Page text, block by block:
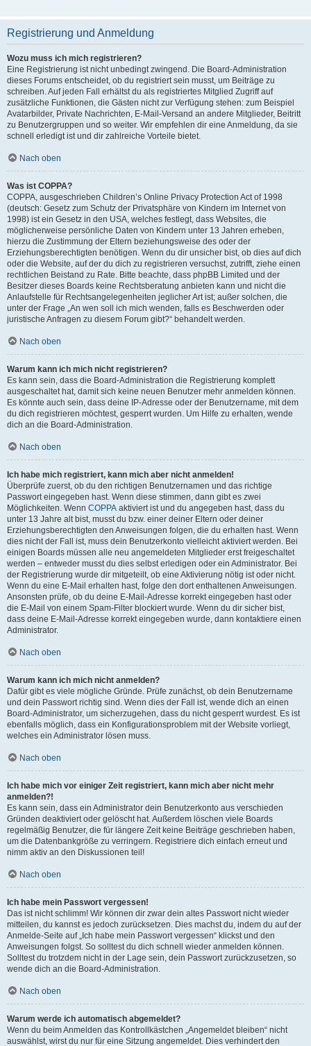
Registrierung und Anmeldung
Wozu muss ich mich registrieren?
Eine Registrierung ist nicht unbedingt zwingend. Die Board-Administration
dieses Forums entscheidet, ob du registriert sein musst, um Beiträge zu
schreiben. Auf jeden Fall erhältst du als registriertes Mitglied Zugriff auf
zusätzliche Funktionen, die Gästen nicht zur Verfügung stehen: zum Beispiel
Avatarbilder, Private Nachrichten, E-Mail-Versand an andere Mitglieder, Beitritt
zu Benutzergruppen und so weiter. Wir empfehlen dir eine Anmeldung, da sie
schnell erledigt ist und dir zahlreiche Vorteile bietet.
Nach oben
Was ist COPPA?
COPPA, ausgeschrieben Children’s Online Privacy Protection Act of 1998
(deutsch: Gesetz zum Schutz der Privatsphäre von Kindern im Internet von
1998) ist ein Gesetz in den USA, welches festlegt, dass Websites, die
möglicherweise persönliche Daten von Kindern unter 13 Jahren erheben,
hierzu die Zustimmung der Eltern beziehungsweise des oder der
Erziehungsberechtigten benötigen. Wenn du dir unsicher bist, ob dies auf dich
oder die Website, auf der du dich zu registrieren versuchst, zutrifft, ziehe einen
rechtlichen Beistand zu Rate. Bitte beachte, dass phpBB Limited und der
Besitzer dieses Boards keine Rechtsberatung anbieten kann und nicht die
Anlaufstelle für Rechtsangelegenheiten jeglicher Art ist; außer solchen, die
unter der Frage „An wen soll ich mich wenden, falls es Beschwerden oder
juristische Anfragen zu diesem Forum gibt?“ behandelt werden.
Nach oben
Warum kann ich mich nicht registrieren?
Es kann sein, dass die Board-Administration die Registrierung komplett
ausgeschaltet hat, damit sich keine neuen Benutzer mehr anmelden können.
Es könnte auch sein, dass deine IP-Adresse oder der Benutzername, mit dem
du dich registrieren möchtest, gesperrt wurden. Um Hilfe zu erhalten, wende
dich an die Board-Administration.
Nach oben
Ich habe mich registriert, kann mich aber nicht anmelden!
Überprüfe zuerst, ob du den richtigen Benutzernamen und das richtige
Passwort eingegeben hast. Wenn diese stimmen, dann gibt es zwei
Möglichkeiten. Wenn COPPA aktiviert ist und du angegeben hast, dass du
unter 13 Jahre alt bist, musst du bzw. einer deiner Eltern oder deiner
Erziehungsberechtigten den Anweisungen folgen, die du erhalten hast. Wenn
dies nicht der Fall ist, muss dein Benutzerkonto vielleicht aktiviert werden. Bei
einigen Boards müssen alle neu angemeldeten Mitglieder erst freigeschaltet
werden – entweder musst du dies selbst erledigen oder ein Administrator. Bei
der Registrierung wurde dir mitgeteilt, ob eine Aktivierung nötig ist oder nicht.
Wenn du eine E-Mail erhalten hast, folge den dort enthaltenen Anweisungen.
Ansonsten prüfe, ob du deine E-Mail-Adresse korrekt eingegeben hast oder
die E-Mail von einem Spam-Filter blockiert wurde. Wenn du dir sicher bist,
dass deine E-Mail-Adresse korrekt eingegeben wurde, dann kontaktiere einen
Administrator.
Nach oben
Warum kann ich mich nicht anmelden?
Dafür gibt es viele mögliche Gründe. Prüfe zunächst, ob dein Benutzername
und dein Passwort richtig sind. Wenn dies der Fall ist, wende dich an einen
Board-Administrator, um sicherzugehen, dass du nicht gesperrt wurdest. Es ist
ebenfalls möglich, dass ein Konfigurationsproblem mit der Website vorliegt,
welches ein Administrator lösen muss.
Nach oben
Ich habe mich vor einiger Zeit registriert, kann mich aber nicht mehr
anmelden?!
Es kann sein, dass ein Administrator dein Benutzerkonto aus verschieden
Gründen deaktiviert oder gelöscht hat. Außerdem löschen viele Boards
regelmäßig Benutzer, die für längere Zeit keine Beiträge geschrieben haben,
um die Datenbankgröße zu verringern. Registriere dich einfach erneut und
nimm aktiv an den Diskussionen teil!
Nach oben
Ich habe mein Passwort vergessen!
Das ist nicht schlimm! Wir können dir zwar dein altes Passwort nicht wieder
mitteilen, du kannst es jedoch zurücksetzen. Dies machst du, indem du auf der
Anmelde-Seite auf „Ich habe mein Passwort vergessen“ klickst und den
Anweisungen folgst. So solltest du dich schnell wieder anmelden können.
Solltest du trotzdem nicht in der Lage sein, dein Passwort zurückzusetzen, so
wende dich an die Board-Administration.
Nach oben
Warum werde ich automatisch abgemeldet?
Wenn du beim Anmelden das Kontrollkästchen „Angemeldet bleiben“ nicht
auswählst, wirst du nur für eine Sitzung angemeldet. Dies verhindert den